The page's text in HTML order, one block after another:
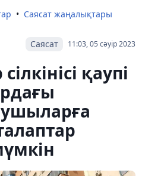
Саясат жаңалықтары
11:03, 05 сәуір 2023
Саясат
қаупі